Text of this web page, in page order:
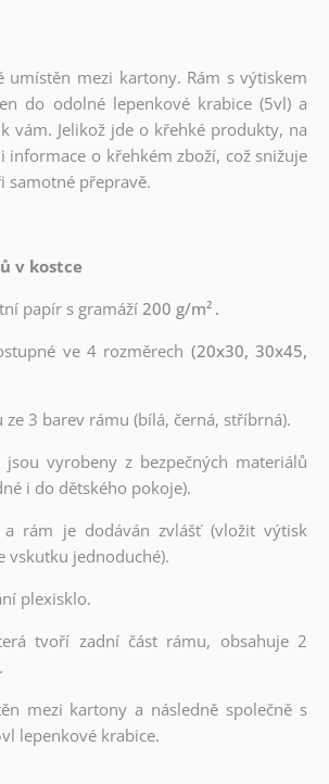
umístěn mezi kartony. Rám s výtiskem
do odolné lepenkové krabice (5vl) a
vám. Jelikož jde o křehké produkty, na
informace o křehkém zboží, což snižuje
samotné přepravě.
v kostce
papír s gramáží200 g/m² .
ve 4 rozměrech (20x30, 30x45,
ze 3 barev rámu (bílá, černá, stříbrná).
vyrobeny z bezpečných materiálů
i do dětského pokoje).
a rám je dodáván zvlášť (vložit výtisk
vskutku jednoduché).
plexisklo.
tvoří zadní část rámu, obsahuje 2
mezi kartony a následně společně s
lepenkové krabice.